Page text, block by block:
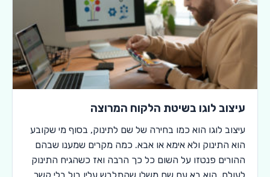
עיצוב לוגו בשיטת הלקוח המרוצה
עיצוב לוגו הוא כמו בחירה של שם לתינוק, בסוף מי שקובע
הוא התינוק ולא אימא או אבא. כמה מקרים שמענו שבהם
ההורים פנטזו על השום כל כך הרבה ואז כשהגיח התינוק